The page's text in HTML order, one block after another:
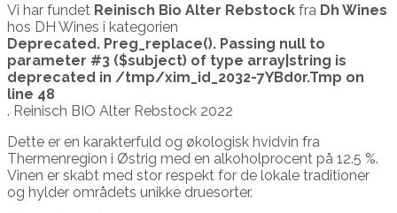
Vi har fundet Reinisch Bio Alter Rebstock fra Dh Wines
hos DH Wines i kategorien
Deprecated. Preg_replace(). Passing null to
parameter #3 ($subject) of type array|string is
deprecated in /tmp/xim_id_2032-7YBd0r.Tmp on
line 48
. Reinisch BIO Alter Rebstock 2022
Dette er en karakterfuld og økologisk hvidvin fra
Thermenregion i Østrig med en alkoholprocent på 12.5 %.
Vinen er skabt med stor respekt for de lokale traditioner
og hylder områdets unikke druesorter.